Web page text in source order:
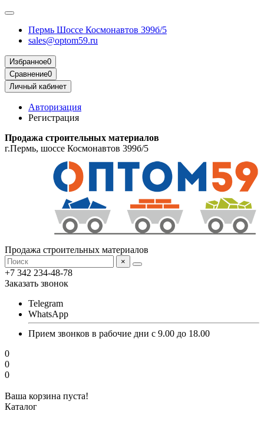
Пермь Шоссе Космонавтов 399б/5
sales@optom59.ru
Избранное0
Сравнение0
Личный кабинет
Авторизация
Регистрация
Продажа строительных материалов
г.Пермь, шоссе Космонавтов 399б/5
Продажа строительных материалов
×
+7 342 234-48-78
Заказать звонок
Telegram
WhatsApp
Прием звонков в рабочие дни с 9.00 до 18.00
0
0
0
Ваша корзина пуста!
Каталог